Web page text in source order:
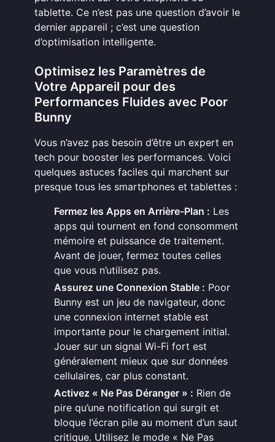
tablette. Ce n’est pas une question d’avoir le
dernier appareil ; c’est une question
d’optimisation intelligente.
Optimisez les Paramètres de
Votre Appareil pour des
Performances Fluides avec Poor
Bunny
Vous n’avez pas besoin d’être un expert en
tech pour booster les performances. Voici
quelques astuces faciles qui marchent sur
presque tous les smartphones et tablettes :
Fermez les Apps en Arrière-Plan : Les
apps qui tournent en fond consomment
mémoire et puissance de traitement.
Avant de jouer, fermez toutes celles
que vous n’utilisez pas.
Assurez une Connexion Stable : Poor
Bunny est un jeu de navigateur, donc
une connexion internet stable est
importante pour le chargement initial.
Jouer sur un signal Wi-Fi fort est
généralement mieux que sur données
cellulaires, car plus constant.
Activez « Ne Pas Déranger » : Rien de
pire qu’une notification qui surgit et
bloque l’écran pile au moment d’un saut
critique. Utilisez le mode « Ne Pas